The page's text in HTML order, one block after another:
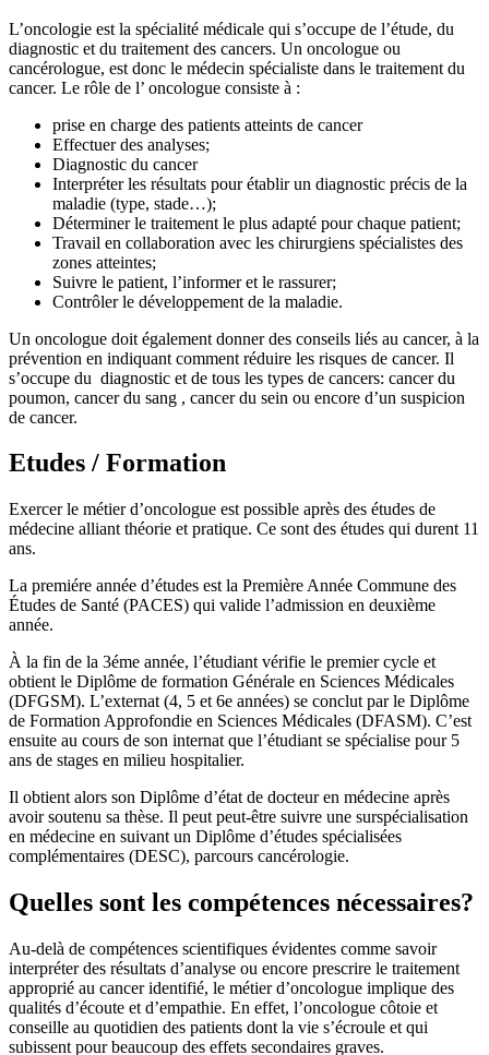
L’oncologie est la spécialité médicale qui s’occupe de l’étude, du
diagnostic et du traitement des cancers. Un oncologue ou
cancérologue, est donc le médecin spécialiste dans le traitement du
cancer. Le rôle de l’ oncologue consiste à :
prise en charge des patients atteints de cancer
Effectuer des analyses;
Diagnostic du cancer
Interpréter les résultats pour établir un diagnostic précis de la
maladie (type, stade…);
Déterminer le traitement le plus adapté pour chaque patient;
Travail en collaboration avec les chirurgiens spécialistes des
zones atteintes;
Suivre le patient, l’informer et le rassurer;
Contrôler le développement de la maladie.
Un oncologue doit également donner des conseils liés au cancer, à la
prévention en indiquant comment réduire les risques de cancer. Il
s’occupe du diagnostic et de tous les types de cancers: cancer du
poumon, cancer du sang , cancer du sein ou encore d’un suspicion
de cancer.
Etudes / Formation
Exercer le métier d’oncologue est possible après des études de
médecine alliant théorie et pratique. Ce sont des études qui durent 11
ans.
La premiére année d’études est la Première Année Commune des
Études de Santé (PACES) qui valide l’admission en deuxième
année.
À la fin de la 3éme année, l’étudiant vérifie le premier cycle et
obtient le Diplôme de formation Générale en Sciences Médicales
(DFGSM). L’externat (4, 5 et 6e années) se conclut par le Diplôme
de Formation Approfondie en Sciences Médicales (DFASM). C’est
ensuite au cours de son internat que l’étudiant se spécialise pour 5
ans de stages en milieu hospitalier.
Il obtient alors son Diplôme d’état de docteur en médecine après
avoir soutenu sa thèse. Il peut peut-être suivre une surspécialisation
en médecine en suivant un Diplôme d’études spécialisées
complémentaires (DESC), parcours cancérologie.
Quelles sont les compétences nécessaires?
Au-delà de compétences scientifiques évidentes comme savoir
interpréter des résultats d’analyse ou encore prescrire le traitement
approprié au cancer identifié, le métier d’oncologue implique des
qualités d’écoute et d’empathie. En effet, l’oncologue côtoie et
conseille au quotidien des patients dont la vie s’écroule et qui
subissent pour beaucoup des effets secondaires graves.